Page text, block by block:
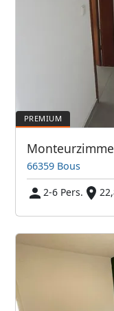
66359 Bous
2-6 Pers.